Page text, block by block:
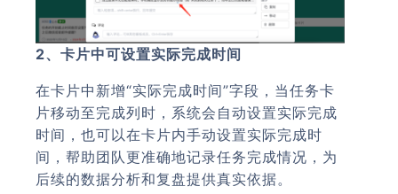
2、卡片中可设置实际完成时间
在卡片中新增“实际完成时间”字段，当任务卡
片移动至完成列时，系统会自动设置实际完成
时间，也可以在卡片内手动设置实际完成时
间，帮助团队更准确地记录任务完成情况，为
后续的数据分析和复盘提供真实依据。